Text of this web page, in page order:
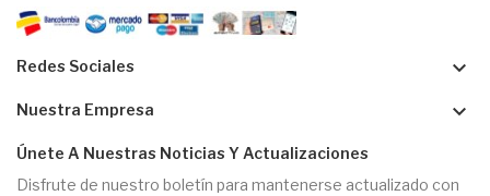
Redes Sociales keyboard_arrow_down
Nuestra Empresa keyboard_arrow_down
Únete A Nuestras Noticias Y Actualizaciones
Disfrute de nuestro boletín para mantenerse actualizado con